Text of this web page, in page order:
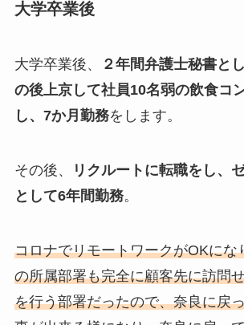
大学卒業後
大学卒業後、
２年間弁護士秘書と
の後上京して社員10名弱の飲食コ
し、7か月勤務をします。
その後、
リクルートに転職をし、
として6年間勤務。
コロナでリモートワークがOKにな
の所属部署も完全に顧客先に訪問
を行う部署だったので、奈良に戻